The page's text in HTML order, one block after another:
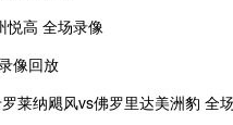
悦高 全场录像
像回放
纳飓风vs佛罗里达美洲豹 全场录像回